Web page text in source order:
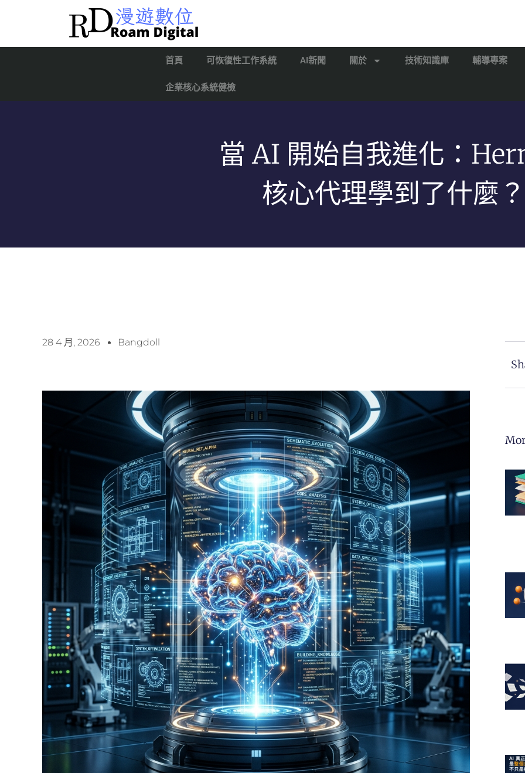
首頁 可恢復性工作系統 AI新聞 關於 技術知識庫 輔導專案
企業核心系統健檢
當 AI 開始自我進化：
核心代理學到了什麼？
28 4 月, 2026 Bangdoll